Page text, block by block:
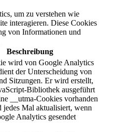
um zu verstehen wie
interagieren. Diese Cookies
von Informationen und
Beschreibung
wird von Google Analytics
der Unterscheidung von
Sitzungen. Er wird erstellt,
Bibliothek ausgeführt
__utma-Cookies vorhanden
jedes Mal aktualisiert, wenn
Analytics gesendet